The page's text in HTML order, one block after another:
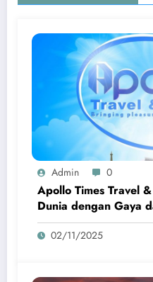
Admin 0
Apollo Times Travel
Dunia dengan Gaya
02/11/2025